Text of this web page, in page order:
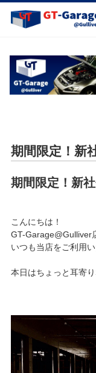
期間限定！新
期間限定！新
こんにちは！
GT-Garage@Gulliver
いつも当店をご利用
本日はちょっと耳寄